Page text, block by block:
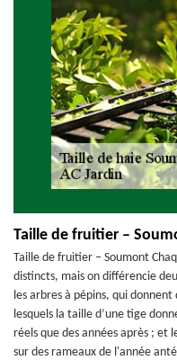
Taille de fruitier –
Taille de fruitier – Soumont
distincts, mais on différencie
les arbres à pépins, qui
lesquels la taille d’une tige
réels que des années après ; et
sur des rameaux de l'année